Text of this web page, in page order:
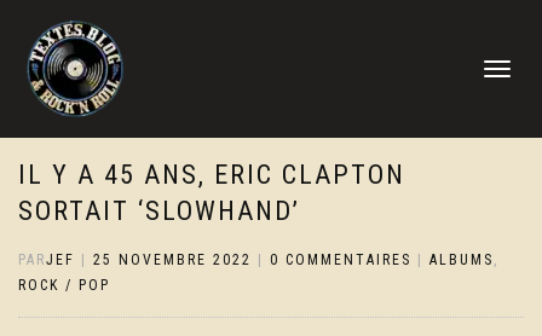
DÉPLIER
IL Y A 45 ANS, ERIC CLAPTON
SORTAIT ‘SLOWHAND’
PARJEF 25 NOVEMBRE 2022 0 COMMENTAIRES ALBUMS ,
ROCK / POP